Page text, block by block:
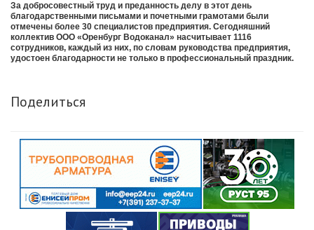
За добросовестный труд и преданность делу в этот день
благодарственными письмами и почетными грамотами были
отмечены более 30 специалистов предприятия. Сегодняшний
коллектив ООО «Оренбург Водоканал» насчитывает 1116
сотрудников, каждый из них, по словам руководства предприятия,
удостоен благодарности не только в профессиональный праздник.
Поделиться